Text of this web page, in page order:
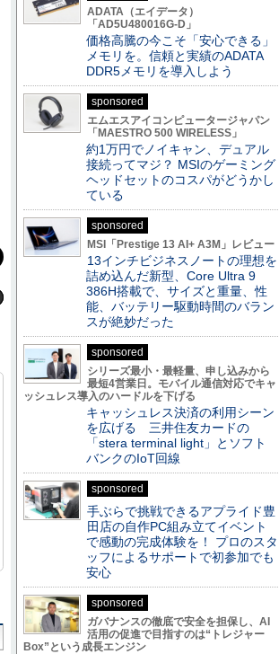
ADATA（エイデータ）
「AD5U480016G-D」
価格高騰の今こそ「安心できる」
メモリを。信頼と実績のADATA
DDR5メモリを導入しよう
sponsored
エムエスアイコンピュータージャパン
「MAESTRO 500 WIRELESS」
約1万円でノイキャン、デュアル
接続ってマジ？ MSIのゲーミング
ヘッドセットのコスパがどうかし
ている
sponsored
MSI「Prestige 13 AI+ A3M」レビュー
13インチビジネスノートの理想を
詰め込んだ新型、Core Ultra 9
386H搭載で、サイズと重量、性
能、バッテリー駆動時間のバラン
スが絶妙だった
sponsored
シリーズ最小・最軽量、申し込みから
最短4営業日。モバイル通信対応でキャ
ッシュレス導入のハードルを下げる
キャッシュレス決済の利用シーン
を広げる 三井住友カードの
「stera terminal light」とソフト
バンクのIoT回線
sponsored
手ぶらで挑戦できるアプライド豊
田店の自作PC組み立てイベント
で感動の完成体験を！ プロのスタ
ッフによるサポートで初参加でも
安心
sponsored
ガバナンスの徹底で安全を担保し、AI
活用の促進で目指すのは“トレジャー
Box”という成長エンジン